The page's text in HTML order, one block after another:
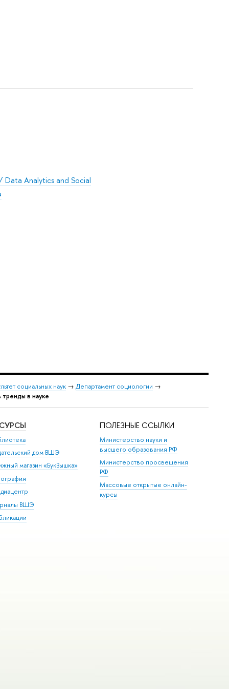
Data Analytics and Social
социальных наук → Департамент социологии →
тренды в науке
дом ВШЭ
магазин «БукВышка»
ВШЭ
ПОЛЕЗНЫЕ ССЫЛКИ
Министерство науки и
высшего образования РФ
Министерство просвещения
РФ
Массовые открытые онлайн-
курсы